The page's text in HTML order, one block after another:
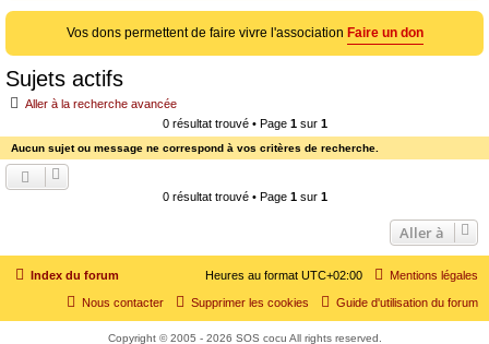
Vos dons permettent de faire vivre l'association Faire un don
Sujets actifs
Aller à la recherche avancée
0 résultat trouvé • Page 1sur 1
Aucun sujet ou message ne correspond à vos critères de recherche.
0 résultat trouvé • Page 1sur 1
Aller à
Index du forum Mentions légales
Heures au format UTC+02:00
Guide d'utilisation du forum
Supprimer les cookies
Nous contacter
Copyright © 2005 - 2026 SOS cocu All rights reserved.